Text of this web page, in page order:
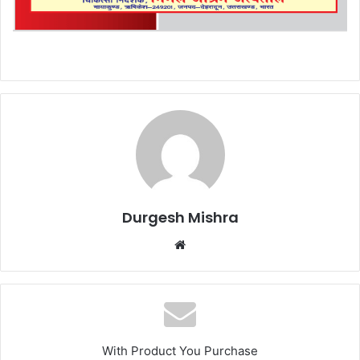
Durgesh Mishra
Website
With Product You Purchase